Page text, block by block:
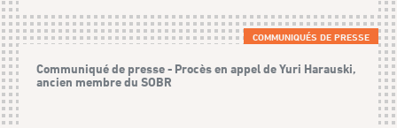
COMMUNIQUÉS DE PRESSE
Communiqué de presse - Procès en appel de Yuri Harauski,
ancien membre du SOBR